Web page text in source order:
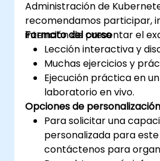
Administración de
recomendamos participar,
intención de presentar el
Formato del curso
Lección interactiva y
Muchas ejercicios y
Ejecución práctica en
laboratorio en vivo.
Opciones de
Para solicitar una
personalizada para
contáctenos para